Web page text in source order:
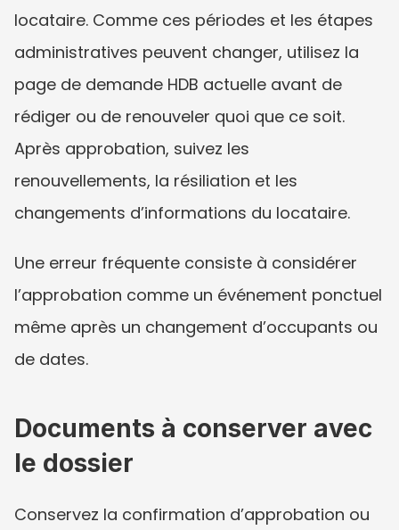
locataire. Comme ces périodes et les étapes
administratives peuvent changer, utilisez la
page de demande HDB actuelle avant de
rédiger ou de renouveler quoi que ce soit.
Après approbation, suivez les
renouvellements, la résiliation et les
changements d’informations du locataire.
Une erreur fréquente consiste à considérer
l’approbation comme un événement ponctuel
même après un changement d’occupants ou
de dates.
Documents à conserver avec
le dossier
Conservez la confirmation d’approbation ou